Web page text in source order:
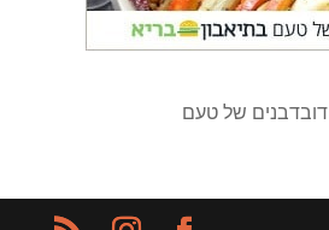
‏דובדבנים של טעם‏